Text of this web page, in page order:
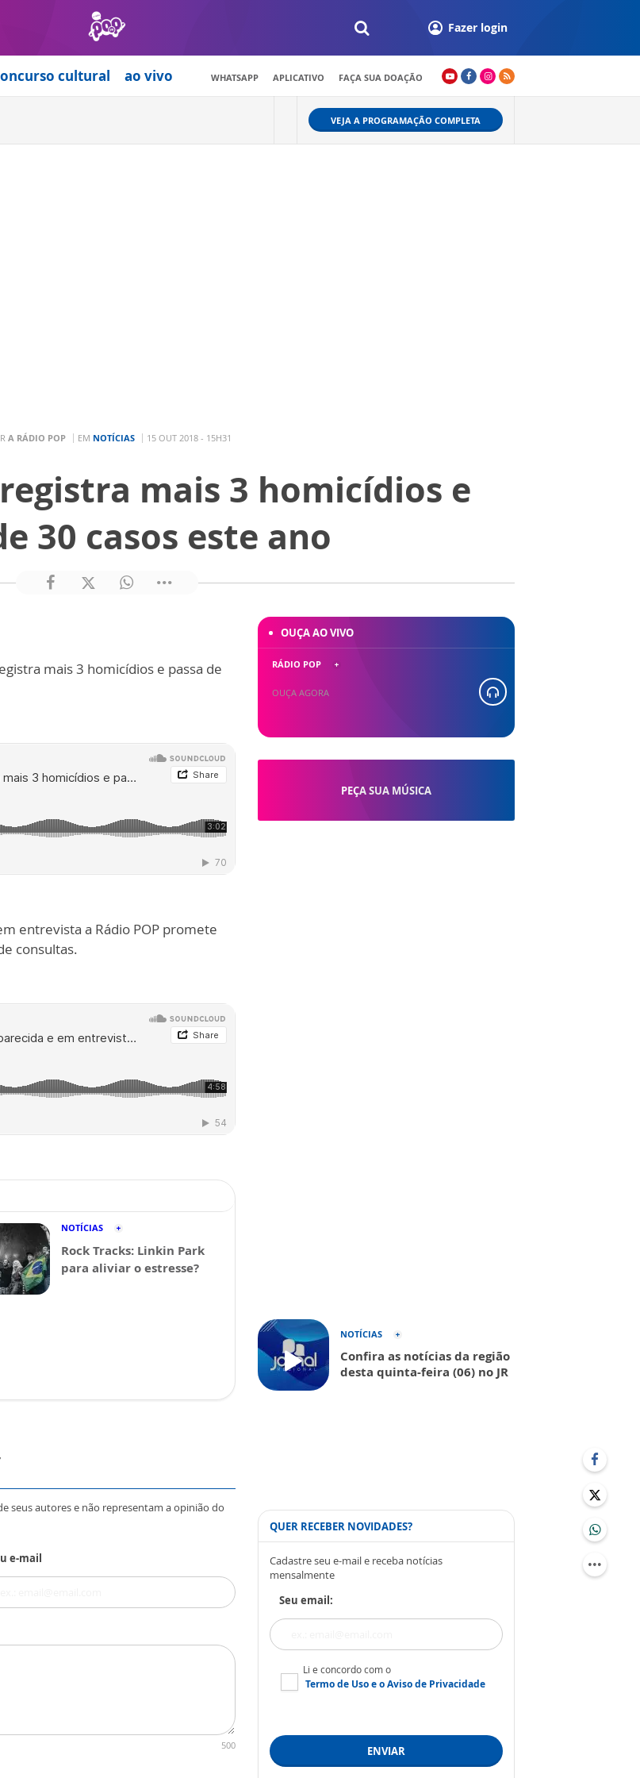
Fazer login
cultural ao vivo WHATSAPP APLICATIVO FAÇA SUA DOAÇÃO
VEJA A PROGRAMAÇÃO COMPLETA
A RÁDIO POP EM NOTÍCIAS 15 OUT 2018 - 15H31
mais 3 homicídios e
30 casos este ano
mais 3 homicídios e passa de
entrevista a Rádio POP promete
consultas.
NOTÍCIAS
Rock Tracks: Linkin Park
para aliviar o estresse?
seus autores e não representam a opinião do
e-mail
500
PEÇA SUA MÚSICA
OUÇA AO VIVO
RÁDIO POP
OUÇA AGORA
NOTÍCIAS
Confira as notícias da região
desta quinta-feira (06) no JR
QUER RECEBER NOVIDADES?
Cadastre seu e-mail e receba notícias
mensalmente
Seu email:
Li e concordo com o
Termo de Usoe oAviso de Privacidade
ENVIAR